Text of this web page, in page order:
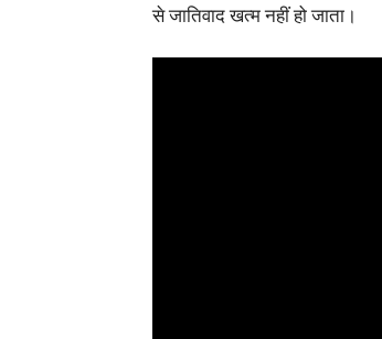
से जातिवाद खत्म नहीं हो जाता।